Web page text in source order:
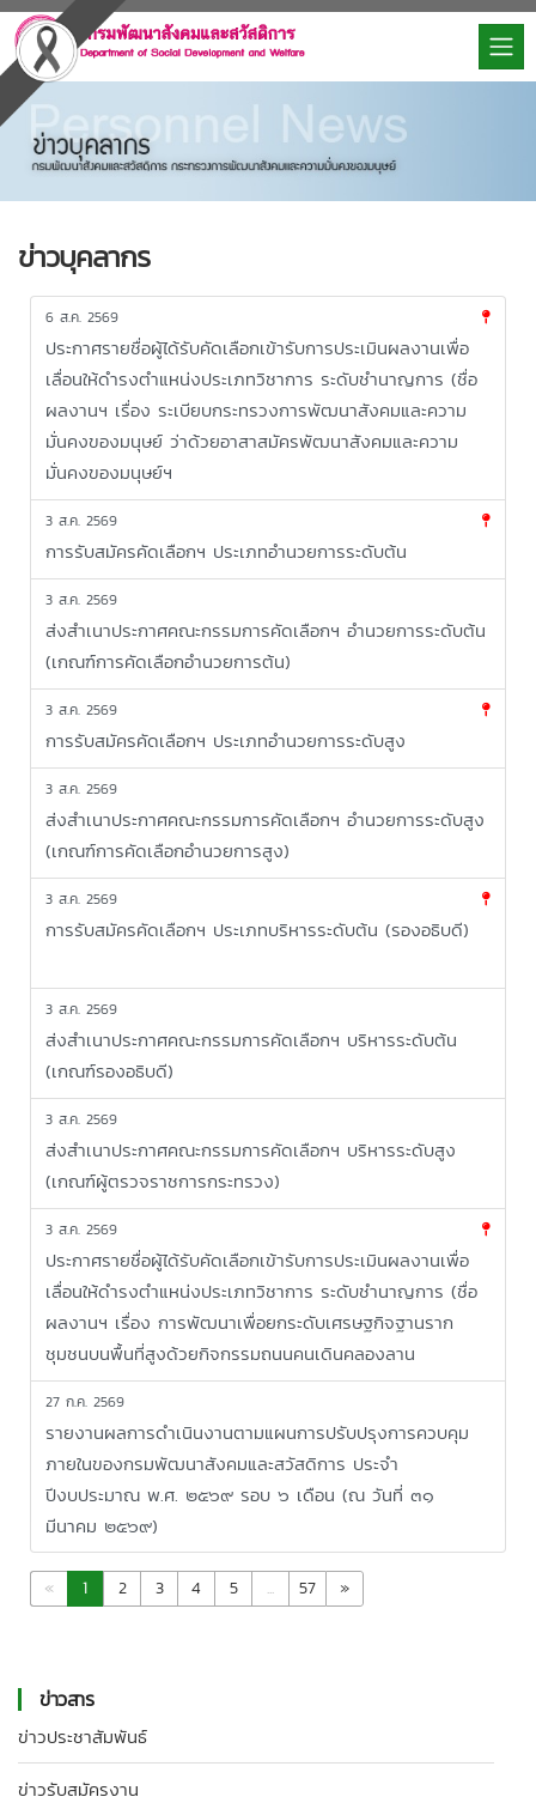
ข่าวสาร
ข่าวประชาสัมพันธ์
ข่าวรับสมัครงาน
ข่าวบุคลากร
6 ส.ค. 2569
ประกาศรายชื่อผู้ได้รับคัดเลือกเข้ารับการประเมินผลงานเพื่อ
เลื่อนให้ดำรงตำแหน่งประเภทวิชาการ ระดับชำนาญการ (ชื่อ
ผลงานฯ เรื่อง ระเบียบกระทรวงการพัฒนาสังคมและความ
มั่นคงของมนุษย์ ว่าด้วยอาสาสมัครพัฒนาสังคมและความ
มั่นคงของมนุษย์ฯ
3 ส.ค. 2569
การรับสมัครคัดเลือกฯ ประเภทอำนวยการระดับต้น
3 ส.ค. 2569
ส่งสำเนาประกาศคณะกรรมการคัดเลือกฯ อำนวยการระดับต้น
(เกณฑ์การคัดเลือกอำนวยการต้น)
3 ส.ค. 2569
การรับสมัครคัดเลือกฯ ประเภทอำนวยการระดับสูง
3 ส.ค. 2569
ส่งสำเนาประกาศคณะกรรมการคัดเลือกฯ อำนวยการระดับสูง
(เกณฑ์การคัดเลือกอำนวยการสูง)
3 ส.ค. 2569
การรับสมัครคัดเลือกฯ ประเภทบริหารระดับต้น (รองอธิบดี)
3 ส.ค. 2569
ส่งสำเนาประกาศคณะกรรมการคัดเลือกฯ บริหารระดับต้น
(เกณฑ์รองอธิบดี)
3 ส.ค. 2569
ส่งสำเนาประกาศคณะกรรมการคัดเลือกฯ บริหารระดับสูง
(เกณฑ์ผู้ตรวจราชการกระทรวง)
3 ส.ค. 2569
ประกาศรายชื่อผู้ได้รับคัดเลือกเข้ารับการประเมินผลงานเพื่อ
เลื่อนให้ดำรงตำแหน่งประเภทวิชาการ ระดับชำนาญการ (ชื่อ
ผลงานฯ เรื่อง การพัฒนาเพื่อยกระดับเศรษฐกิจฐานราก
ชุมชนบนพื้นที่สูงด้วยกิจกรรมถนนคนเดินคลองลาน
27 ก.ค. 2569
รายงานผลการดำเนินงานตามแผนการปรับปรุงการควบคุม
ภายในของกรมพัฒนาสังคมและสวัสดิการ ประจำ
ปีงบประมาณ พ.ศ. ๒๕๖๙ รอบ ๖ เดือน (ณ วันที่ ๓๑
มีนาคม ๒๕๖๙)
« 1 2 3 4 5 ... 57 »